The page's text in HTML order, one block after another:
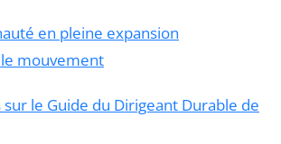
en pleine expansion
mouvement
le Guide du Dirigeant Durable de